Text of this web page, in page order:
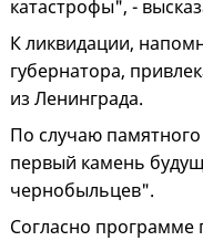
катастрофы", -
К ликвидации,
губернатора,
из Ленинграда.
По случаю
первый камень
чернобыльцев".
Согласно программе